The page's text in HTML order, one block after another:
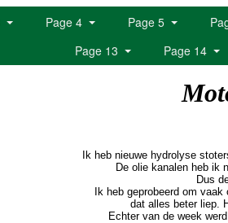
Page 4 Page 5
Page 13
Page 14
Ik heb nieuwe hydrolyse
De olie kanalen heb ik
Dus
Ik heb geprobeerd om
dat alles beter liep.
Echter van de week